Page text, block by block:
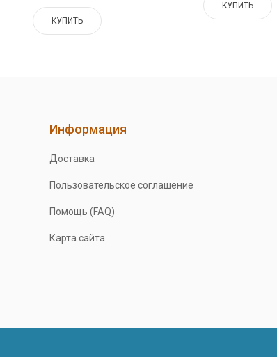
КУПИТЬ
КУПИТЬ
Информация
Доставка
Пользовательское соглашение
Помощь (FAQ)
Карта сайта